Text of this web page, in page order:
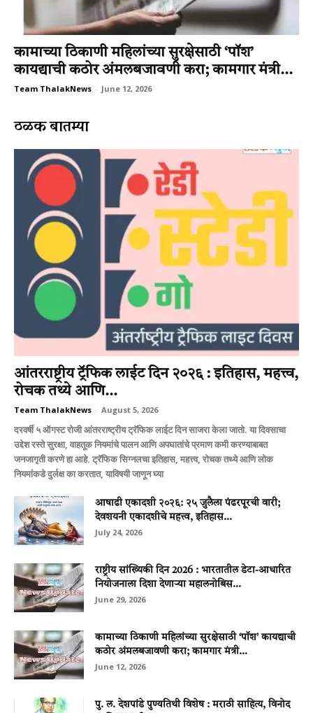
कामाच्या ठिकाणी महिलांच्या सुरक्षेसाठी ‘पॉश’
कायद्याची कठोर अंमलबजावणी करा; कामगार मंत्री...
Team ThalakNews - June 12, 2026
ठळक बातम्या
आंतरराष्ट्रीय ट्रॅफिक लाईट दिन २०२६ : इतिहास, महत्त्व,
रोचक तथ्ये आणि...
Team ThalakNews - August 5, 2026
दरवर्षी ५ ऑगस्ट रोजी आंतरराष्ट्रीय ट्रॅफिक लाईट दिन साजरा केला जातो. या दिवसाचा
उद्देश रस्ते सुरक्षा, वाहतूक नियमांचे पालन आणि अपघातांचे प्रमाण कमी करण्याबाबत
जनजागृती करणे हा आहे. ट्रॅफिक सिग्नलचा इतिहास, महत्त्व, रोचक तथ्ये आणि लोक
नियमांकडे दुर्लक्ष का करतात, याविषयी जाणून घ्या
आषाढी एकादशी २०२६: २५ जुलैला पंढरपूरची वारी;
देवशयनी एकादशीचे महत्त्व, इतिहास...
July 24, 2026
राष्ट्रीय सांख्यिकी दिन 2026 : भारतातील डेटा-आधारित
नियोजनाला दिशा देणाऱ्या महालनोबिस...
June 29, 2026
कामाच्या ठिकाणी महिलांच्या सुरक्षेसाठी ‘पॉश’ कायद्याची
कठोर अंमलबजावणी करा; कामगार मंत्री...
June 12, 2026
पु. ल. देशपांडे पुण्यतिथी विशेष : मराठी साहित्य, विनोद